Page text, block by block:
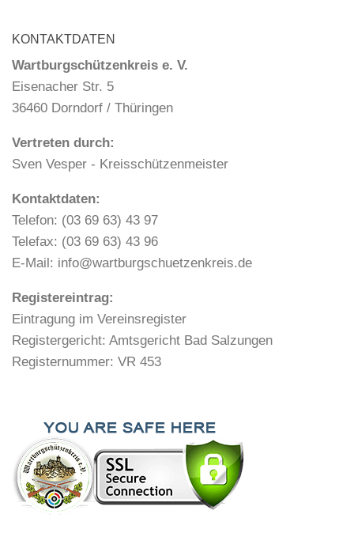
KONTAKTDATEN
Wartburgschützenkreis e. V.
Eisenacher Str. 5
36460 Dorndorf / Thüringen
Vertreten durch:
Sven Vesper - Kreisschützenmeister
Kontaktdaten:
Telefon: (03 69 63) 43 97
Telefax: (03 69 63) 43 96
E-Mail: info@wartburgschuetzenkreis.de
Registereintrag:
Eintragung im Vereinsregister
Registergericht: Amtsgericht Bad Salzungen
Registernummer: VR 453